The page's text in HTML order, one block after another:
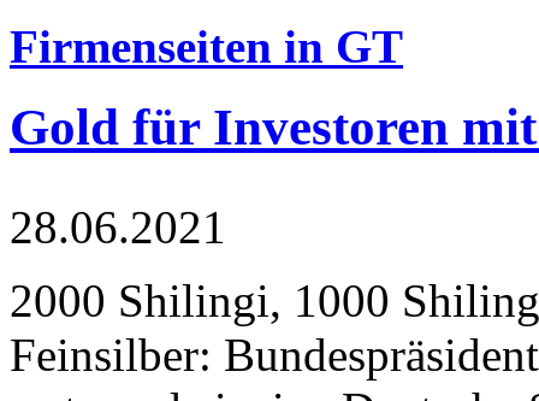
Firmenseiten in GT
Gold für Investoren
28.06.2021
2000 Shilingi, 1000
Feinsilber: